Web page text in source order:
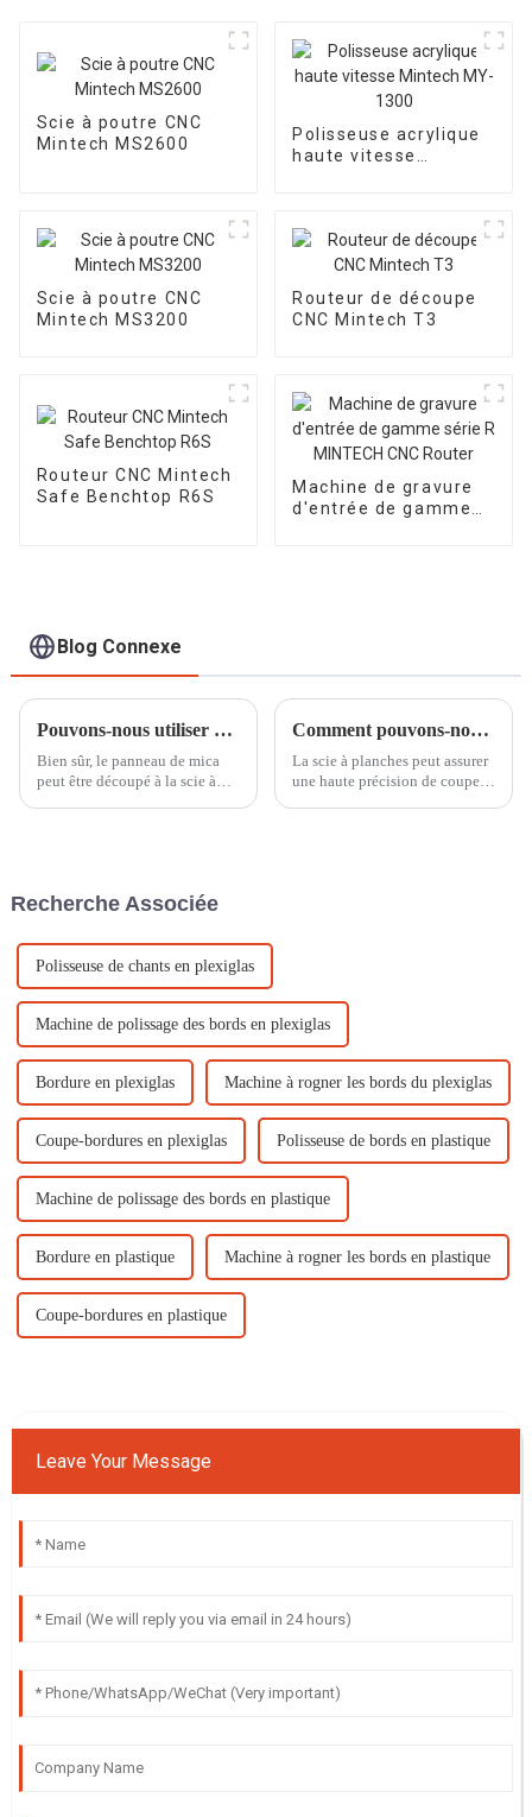
Scie à poutre CNC
Mintech MS2600
Polisseuse acrylique
haute vitesse
Scie à poutre CNC
Mintech MS3200
Routeur de découpe
CNC Mintech T3
Routeur CNC Mintech
Safe Benchtop R6S
Machine de gravure
d'entrée de gamme
Blog Connexe
Pouvons-nous utiliser une scie à découper des panneaux de mica pour couper des panneaux de mica ?
Bien sûr, le panneau de mica
peut être découpé à la scie à
plus difficile à découper.
Comment pouvons-nous utiliser la scie à planches ?
La scie à planches peut assurer
une haute précision de coupe,
Recherche Associée
Polisseuse de chants en plexiglas
Machine de polissage des bords en plexiglas
Bordure en plexiglas Machine à rogner les bords du plexiglas
Coupe-bordures en plexiglas Polisseuse de bords en plastique
Machine de polissage des bords en plastique
Bordure en plastique Machine à rogner les bords en plastique
Coupe-bordures en plastique
Leave Your Message